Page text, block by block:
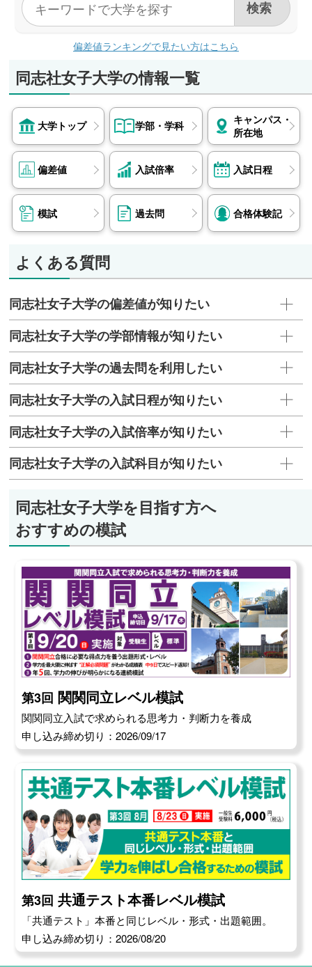
ス、ANA、住友生命保険、検察庁、法務局 他
エームサービス、LEOC、山崎製パン、同志社女
子大学、三菱食品、敷島製パン、YKK AP、エバ
ラ食品工業、味の素、江崎グリコ 他など
なし
偏差値ランキングで見たい方はこちら
同志社女子大学の情報一覧
大学トップ 学部・学科
キャンパス・
所在地
偏差値 入試倍率 入試日程
模試 過去問 合格体験記
よくある質問
同志社女子大学の偏差値が知りたい
同志社女子大学の学部情報が知りたい
同志社女子大学の過去問を利用したい
同志社女子大学の入試日程が知りたい
同志社女子大学の入試倍率が知りたい
同志社女子大学の入試科目が知りたい
同志社女子大学を目指す方へ
おすすめの模試
第3回 関関同立レベル模試
関関同立入試で求められる思考力・判断力を養成
申し込み締め切り：2026/09/17
第3回 共通テスト本番レベル模試
「共通テスト」本番と同じレベル・形式・出題範囲。
申し込み締め切り：2026/08/20